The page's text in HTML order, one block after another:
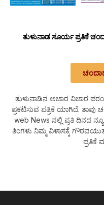
ತುಳುನಾಡ ಸೂರ್ಯ ಪ್ರತಿಕೆ
ತುಳುನಾಡಿನ ಅಚಾರ ವಿಚಾರ
ಪ್ರಕಟಿಸುವ ಪತ್ರಿಕೆ ಯಾಗಿದೆ. ತಾವು
web News ನಲ್ಲಿ ಪ್ರತಿ ದಿನದ
ತಿಂಗಳು ನಿಮ್ಮ ವಿಳಾಸಕ್ಕೆ
ಪ್ರತಿಕೆ